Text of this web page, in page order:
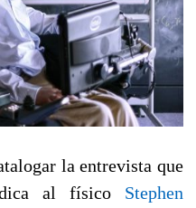
la entrevista que
al físico Stephen